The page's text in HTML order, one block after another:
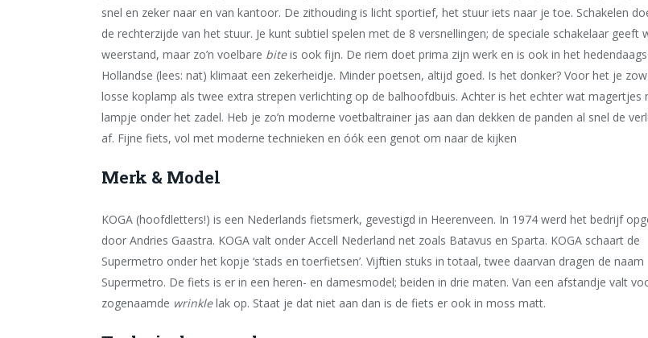
snel en zeker naar en van kantoor. De zithouding is licht sportief, het stuur iets naar je toe. Schakelen
de rechterzijde van het stuur. Je kunt subtiel spelen met de 8 versnellingen; de speciale schakelaar geeft
weerstand, maar zo’n voelbare biteis ook fijn. De riem doet prima zijn werk en is ook in het
Hollandse (lees: nat) klimaat een zekerheidje. Minder poetsen, altijd goed. Is het donker? Voor het je
losse koplamp als twee extra strepen verlichting op de balhoofdbuis. Achter is het echter wat magertjes
lampje onder het zadel. Heb je zo’n moderne voetbaltrainer jas aan dan dekken de panden al snel de
af. Fijne fiets, vol met moderne technieken en óók een genot om naar de kijken
Merk & Model
KOGA (hoofdletters!) is een Nederlands fietsmerk, gevestigd in Heerenveen. In 1974 werd het bedrijf
door Andries Gaastra. KOGA valt onder Accell Nederland net zoals Batavus en Sparta. KOGA schaart de
Supermetro onder het kopje ‘stads en toerfietsen’. Vijftien stuks in totaal, twee daarvan dragen de naam
Supermetro. De fiets is er in een heren- en damesmodel; beiden in drie maten. Van een afstandje valt
zogenaamde wrinklelak op. Staat je dat niet aan dan is de fiets er ook in moss matt.